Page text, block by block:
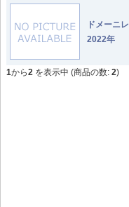
ドメー
2022年
1から2 を表示中 (商品の数: 2)